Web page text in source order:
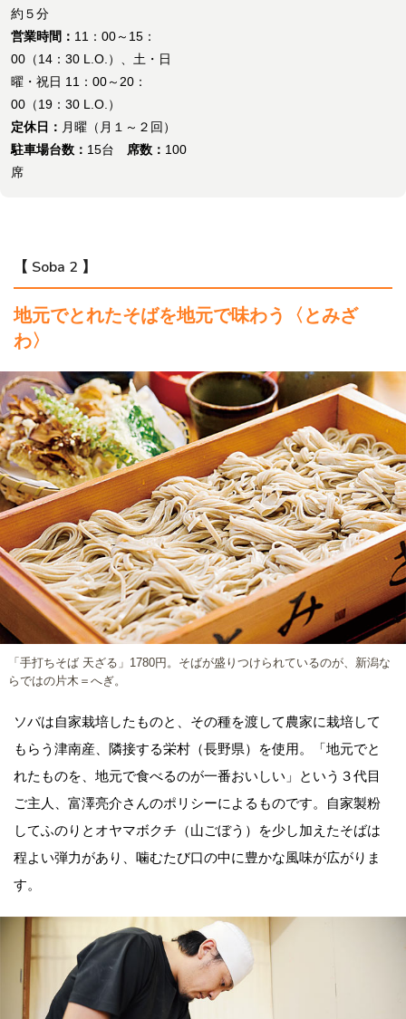
約５分
営業時間： 11：00～15：
00（14：30 L.O.）、土・日
曜・祝日 11：00～20：
00（19：30 L.O.）
定休日： 月曜（月１～２回）
駐車場台数： 15台 席数： 100
席
【 Soba 2 】
地元でとれたそばを地元で味わう〈とみざ
わ〉
「手打ちそば 天ざる」1780円。そばが盛りつけられているのが、新潟な
らではの片木＝へぎ。
ソバは自家栽培したものと、その種を渡して農家に栽培して
もらう津南産、隣接する栄村（長野県）を使用。「地元でと
れたものを、地元で食べるのが一番おいしい」という３代目
ご主人、富澤亮介さんのポリシーによるものです。自家製粉
してふのりとオヤマボクチ（山ごぼう）を少し加えたそばは
程よい弾力があり、噛むたび口の中に豊かな風味が広がりま
す。